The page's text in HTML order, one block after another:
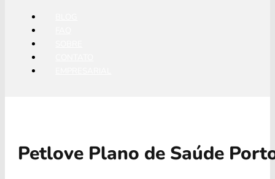
Petlove Plano de Saúde